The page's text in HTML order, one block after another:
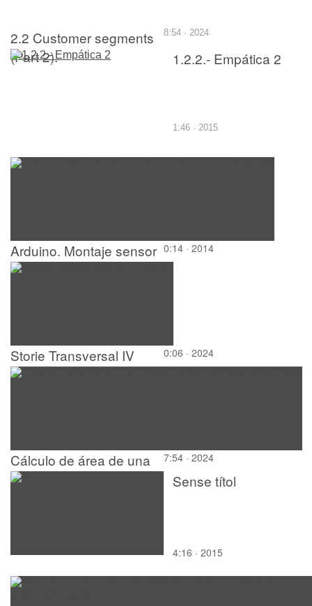
2.2 Customer segments
(Part 2).
8:54 · 2024
1.2.2.- Empática 2
1:46 · 2015
Arduino. Montaje sensor
de luz a vúmetro de 8
0:14 · 2014
Storie Transversal IV
Grupo 04
0:06 · 2024
Cálculo de área de una
región mediante integral
7:54 · 2024
Sense títol
4:16 · 2015